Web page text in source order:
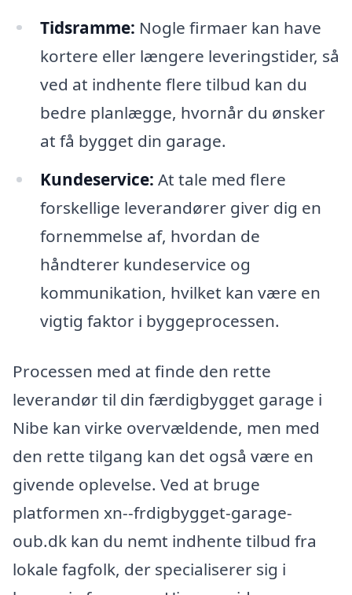
Tidsramme: Nogle firmaer kan have
kortere eller længere leveringstider, så
ved at indhente flere tilbud kan du
bedre planlægge, hvornår du ønsker
at få bygget din garage.
Kundeservice: At tale med flere
forskellige leverandører giver dig en
fornemmelse af, hvordan de
håndterer kundeservice og
kommunikation, hvilket kan være en
vigtig faktor i byggeprocessen.
Processen med at finde den rette
leverandør til din færdigbygget garage i
Nibe kan virke overvældende, men med
den rette tilgang kan det også være en
givende oplevelse. Ved at bruge
platformen xn--frdigbygget-garage-
oub.dk kan du nemt indhente tilbud fra
lokale fagfolk, der specialiserer sig i